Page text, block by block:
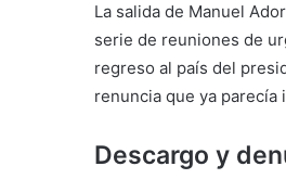
La salida de Manuel
serie de reuniones de
regreso al país del
renuncia que ya parecía
Descargo y